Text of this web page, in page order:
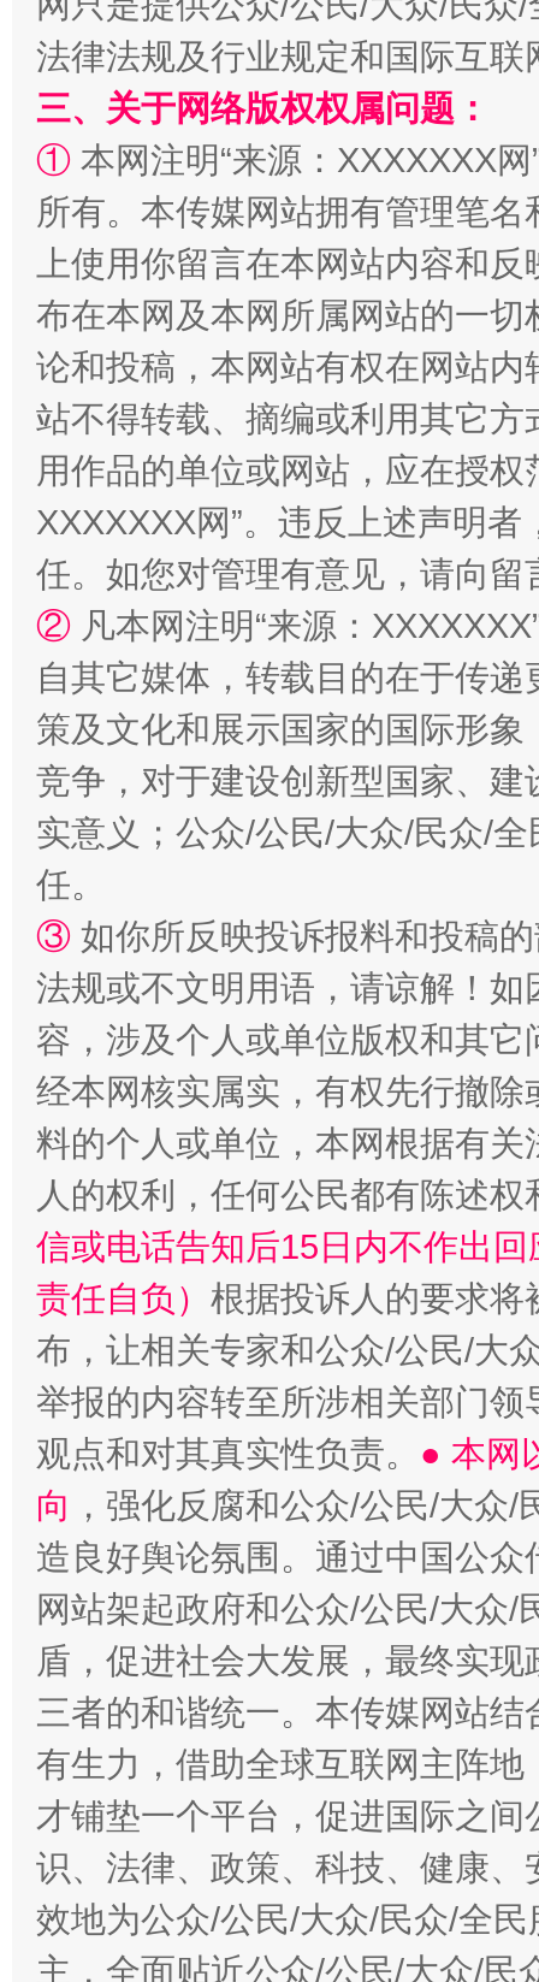
阿坝州三大球赛在茂县开幕 规模
国家大学科技园优化重塑工作
扯下公款旅游的“隐身衣” 如何以
“蜀中异人”王建安的艺术幻境
法律法规及行业规定和国际互
三、关于网络版权权属问题：
① 本网注明“来源：XXXXXXX
所有。本传媒网站拥有管理笔
上使用你留言在本网站内容和
布在本网及本网所属网站的一
论和投稿，本网站有权在网站
站不得转载、摘编或利用其它
用作品的单位或网站，应在授
XXXXXXX网”。违反上述声明
任。如您对管理有意见，请向
② 凡本网注明“来源：
自其它媒体，转载目的在于传
策及文化和展示国家的国际形
竞争，对于建设创新型国家、
实意义；公众/公民/大众/民众/
任。
③ 如你所反映投诉报料和投稿
法规或不文明用语，请谅解！
容，涉及个人或单位版权和其它
经本网核实属实，有权先行撤
料的个人或单位，本网根据有
人的权利，任何公民都有陈述
信或电话告知后15日内不作出
责任自负） 根据投诉人的要求将
布，让相关专家和公众/公民/大
举报的内容转至所涉相关部门
观点和对其真实性负责。 ● 本网
向 ，强化反腐和公众/公民/大众
造良好舆论氛围。通过中国公
网站架起政府和公众/公民/大众
盾，促进社会大发展，最终实
三者的和谐统一。本传媒网站
有生力，借助全球互联网主阵
才铺垫一个平台，促进国际之
识、法律、政策、科技、健康
效地为公众/公民/大众/民众/全
主，全面贴近公众/公民/大众/民